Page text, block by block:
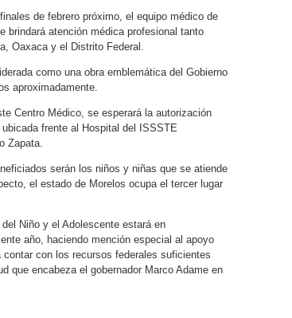
de febrero próximo, el equipo médico de
brindará atención médica profesional tanto
Oaxaca y el Distrito Federal.
como una obra emblemática del Gobierno
aproximadamente.
Centro Médico, se esperará la autorización
frente al Hospital del ISSSTE
Zapata.
serán los niños y niñas que se atiende
el estado de Morelos ocupa el tercer lugar
Niño y el Adolescente estará en
año, haciendo mención especial al apoyo
con los recursos federales suficientes
que encabeza el gobernador Marco Adame en